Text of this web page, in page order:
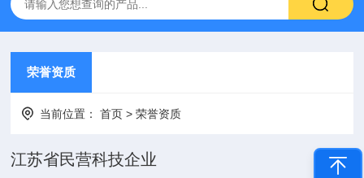
荣誉资质
当前位置：首页 >荣誉资质
江苏省民营科技企业